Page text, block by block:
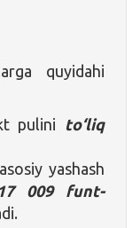
quyidahi
pulini to‘liq
yashash
17 009 funt-